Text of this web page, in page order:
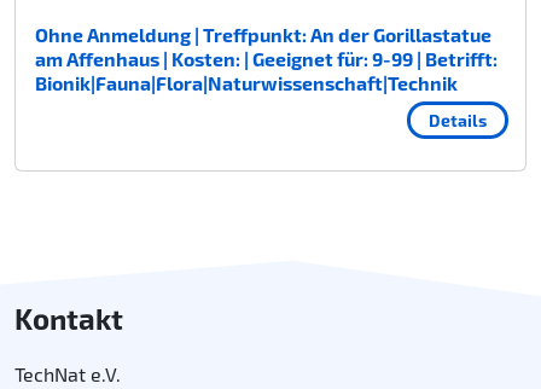
Ohne Anmeldung | Treffpunkt: An der Gorillastatue
am Affenhaus | Kosten: | Geeignet für: 9-99 | Betrifft:
Bionik|Fauna|Flora|Naturwissenschaft|Technik
Details
Kontakt
TechNat e.V.